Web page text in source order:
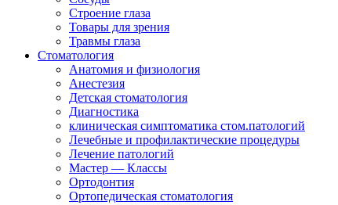
Строение глаза
Товары для зрения
Травмы глаза
Стоматология
Анатомия и физиология
Анестезия
Детская стоматология
Диагностика
клиническая симптоматика стом.патологий
Лечебные и профилактические процедуры
Лечение патологий
Мастер — Классы
Ортодонтия
Ортопедическая стоматология